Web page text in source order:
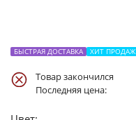
БЫСТРАЯ ДОСТАВКА ХИТ ПРОДАЖ
Товар закончился
Последняя цена: